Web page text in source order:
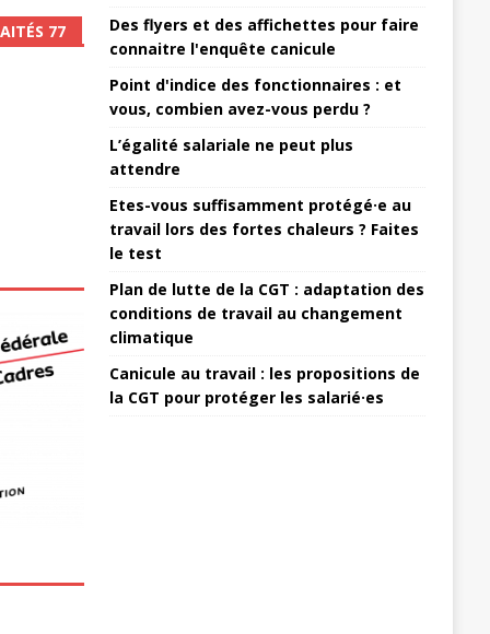
77
Des flyers et des affichettes pour faire
connaitre l'enquête canicule
Point d'indice des fonctionnaires : et
vous, combien avez-vous perdu ?
L’égalité salariale ne peut plus
attendre
Etes-vous suffisamment protégé·e au
travail lors des fortes chaleurs ? Faites
le test
Plan de lutte de la CGT : adaptation des
conditions de travail au changement
climatique
Canicule au travail : les propositions de
la CGT pour protéger les salarié·es